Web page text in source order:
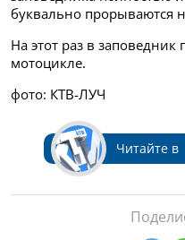
буквально прорываются
На этот раз в заповедник
мотоцикле.
фото: КТВ-ЛУЧ
Читайте в